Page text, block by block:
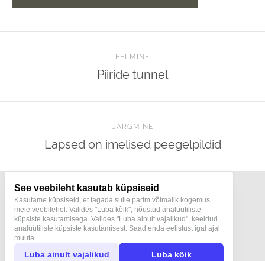
EELMINE
Piiride tunnel
JÄRGMINE
Lapsed on imelised peegelpildid
Terapeut ja konstellöör Mari Pukk
+372 5206027 |
mari@maripukk.ee
See veebileht kasutab küpsiseid
Kasutame küpsiseid, et tagada sulle parim võimalik kogemus
meie veebilehel. Valides "Luba kõik", nõustud analüütiliste
küpsiste kasutamisega. Valides "Luba ainult vajalikud", keeldud
analüütiliste küpsiste kasutamisest. Saad enda eelistust igal ajal
muuta.
Luba ainult vajalikud Luba kõik